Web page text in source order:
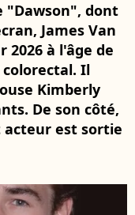
"Dawson", dont
James Van
2026 à l'âge de
colorectal. Il
Kimberly
De son côté,
est sortie